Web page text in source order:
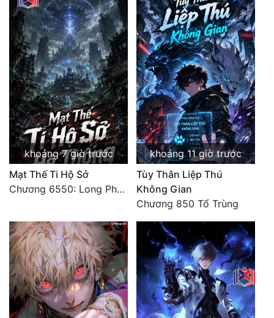
Làm Giàu
Lịch Sử
Mưu Mô
Mạt Thế
Mỹ Thực
Ngôn Tình
Ngược
Nữ Cường
Phong Thủy - Tâm Linh
Phương Tây
Phản Phái
Quan Trường
khoảng 7 giờ trước
Mạt Thế Ti Hộ Sở
Chương 6550: Long Phượng Thần Trận
khoảng 11 giờ trước
Tùy Thân Liệp Thú
Không Gian
Chương 850 Tổ Trùng